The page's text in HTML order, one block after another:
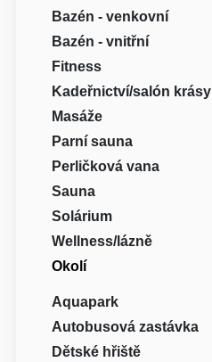
Bazén - venkovní
Bazén - vnitřní
Fitness
Kadeřnictví/salón krásy
Masáže
Parní sauna
Perličková vana
Sauna
Solárium
Wellness/lázně
Okolí
Aquapark
Autobusová zastávka
Dětské hřiště